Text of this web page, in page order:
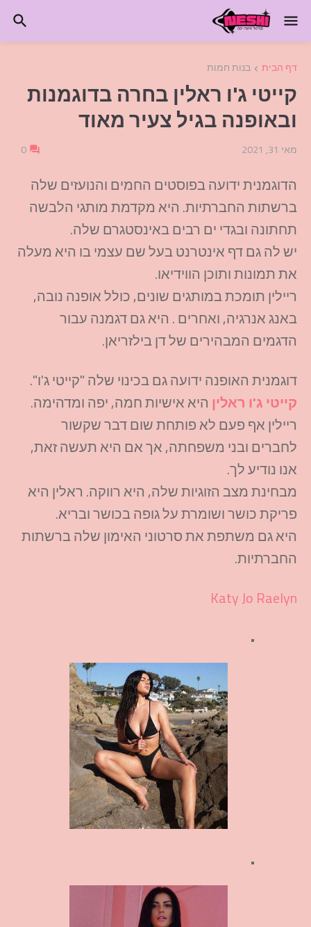
דף הבית בנות חמות
קייטי ג'ו ראלין בחרה בדוגמנות
ובאופנה בגיל צעיר מאוד
מאי 31, 2021 0
הדוגמנית ידועה בפוסטים החמים והנועזים שלה
ברשתות החברתיות. היא מקדמת מותגי הלבשה
תחתונה ובגדי ים רבים באינסטגרם שלה.
יש לה גם דף אינטרנט בעל שם עצמי בו היא מעלה
את תמונות ותוכן הווידיאו.
ריילין תומכת במותגים שונים, כולל אופנה נובה,
באנג אנרגיה, ואחרים . היא גם דגמנה עבור
הדגמים המבהירים של דן בילזריאן.
דוגמנית האופנה ידועה גם בכינוי שלה "קייטי ג'ו".
קייטי ג'ו ראליןהיא אישיות חמה, יפה ומדהימה.
ריילין אף פעם לא פותחת שום דבר שקשור
לחברים ובני משפחתה, אך אם היא תעשה זאת,
אנו נודיע לך.
מבחינת מצב הזוגיות שלה, היא רווקה. ראלין היא
פריקת כושר ושומרת על גופה בכושר ובריא.
היא גם משתפת את סרטוני האימון שלה ברשתות
החברתיות.
Katy Jo Raelyn